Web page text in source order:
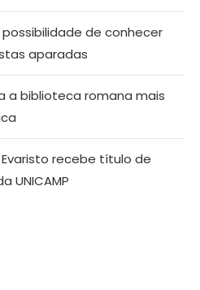
possibilidade de conhecer
aparadas
a biblioteca romana mais
recebe título de
UNICAMP